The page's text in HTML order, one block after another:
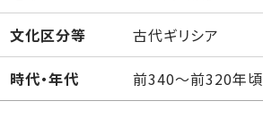
文化区分等 古代ギリシア
時代・年代 前340～前320年頃